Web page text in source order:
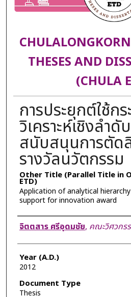
THESES AND
(CHULA
การประยุกต์ใช้ก
วิเคราะห์เชิงลำดั
สนับสนุนการตัด
รางวัลนวัตกรรม
Other Title (Parallel Title in
ETD)
Application of analytical
support for innovation award
Author
จิตตสาร ศรีอุดมชัย, คณะวิศวกร
Year (A.D.)
2012
Document Type
Thesis